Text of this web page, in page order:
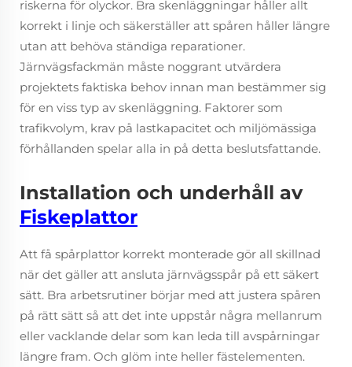
riskerna för olyckor. Bra skenläggningar håller allt
korrekt i linje och säkerställer att spåren håller längre
utan att behöva ständiga reparationer.
Järnvägsfackmän måste noggrant utvärdera
projektets faktiska behov innan man bestämmer sig
för en viss typ av skenläggning. Faktorer som
trafikvolym, krav på lastkapacitet och miljömässiga
förhållanden spelar alla in på detta beslutsfattande.
Installation och underhåll av
Fiskeplattor
Att få spårplattor korrekt monterade gör all skillnad
när det gäller att ansluta järnvägsspår på ett säkert
sätt. Bra arbetsrutiner börjar med att justera spåren
på rätt sätt så att det inte uppstår några mellanrum
eller vacklande delar som kan leda till avspårningar
längre fram. Och glöm inte heller fästelementen.